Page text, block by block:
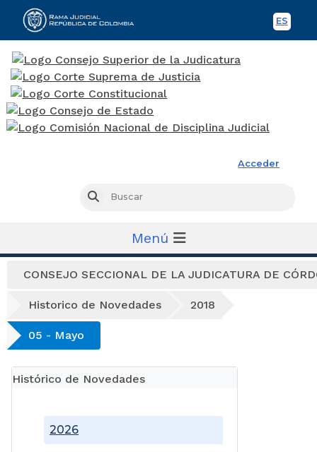
ES
Acceder
Buscar
Menú
CONSEJO SECCIONAL DE LA JUDICATURA DE
Historico de Novedades 2018
05 - Mayo
Histórico de Novedades
2026